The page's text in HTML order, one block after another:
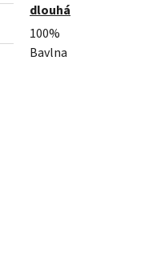
dlouhá
100%
Bavlna